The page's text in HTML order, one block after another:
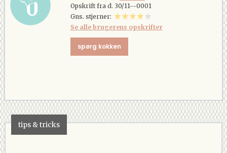
Opskrift fra d. 30/11--0001
Gns. stjerner:
Se alle brugerens opskrifter
spørg kokken
tips & tricks